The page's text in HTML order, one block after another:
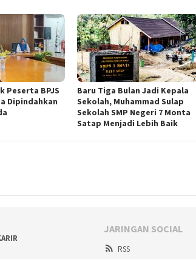
Peserta BPJS
Dipindahkan
Baru Tiga Bulan Jadi Kepala
Sekolah, Muhammad Sulap
Sekolah SMP Negeri 7 Monta
Satap Menjadi Lebih Baik
JARINGAN SOCIAL
RSS